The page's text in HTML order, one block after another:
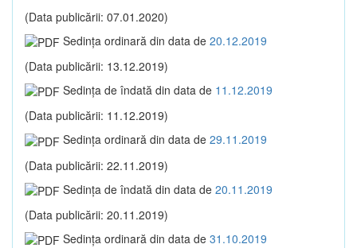
(Data publicării: 07.01.2020)
Sedinţa ordinară din data de 20.12.2019
(Data publicării: 13.12.2019)
Sedinţa de îndată din data de 11.12.2019
(Data publicării: 11.12.2019)
Sedinţa ordinară din data de 29.11.2019
(Data publicării: 22.11.2019)
Sedinţa de îndată din data de 20.11.2019
(Data publicării: 20.11.2019)
Sedinţa ordinară din data de 31.10.2019